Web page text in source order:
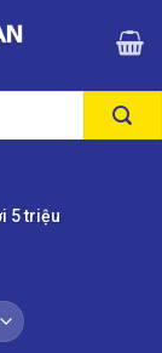
5 triệu